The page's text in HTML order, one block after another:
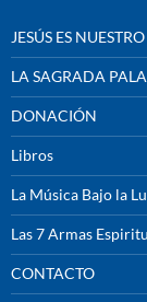
JESÚS ES
LA SAGRADA
DONACIÓN
Libros
La Música Bajo la
Las 7 Armas
CONTACTO